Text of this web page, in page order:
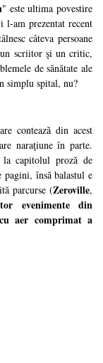
" este ultima povestire
am prezentat recent
câteva persoane
scriitor şi un critic,
de sănătate ale
simplu spital, nu?
contează din acest
naraţiune în parte.
capitolul proză de
însă balastul e
parcurse (Zeroville,
evenimente din
aer comprimat a